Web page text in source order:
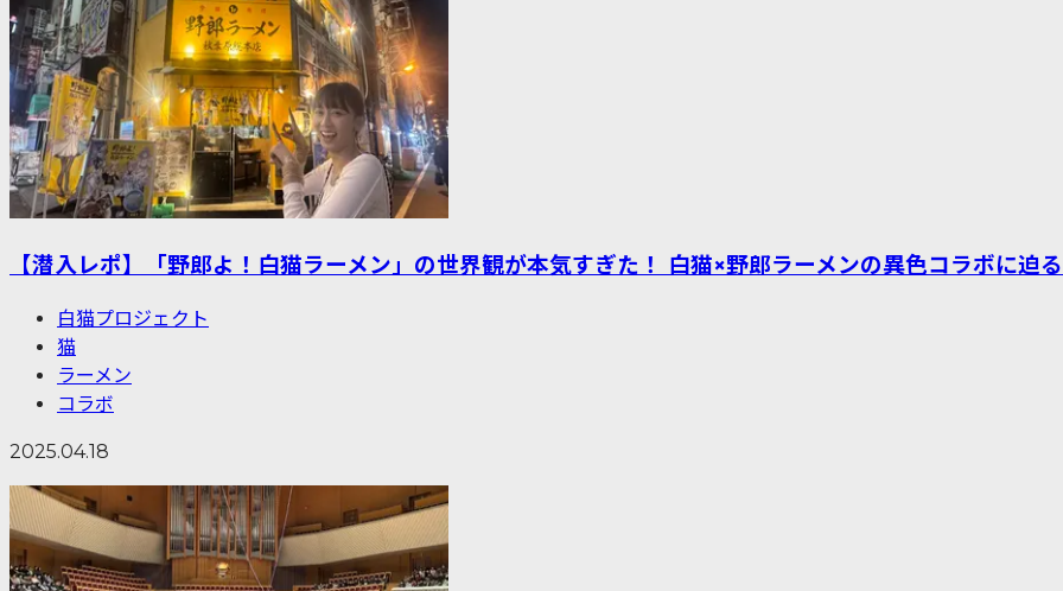
【潜入レポ】「野郎よ！白猫ラーメン」の世界観が本気すぎた！ 白猫×野郎ラーメンの異色コラボに迫
白猫プロジェクト
猫
ラーメン
コラボ
2025.04.18